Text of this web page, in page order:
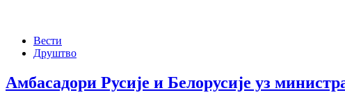
Вести
Друштво
Амбасадори Русије и Белорусије уз